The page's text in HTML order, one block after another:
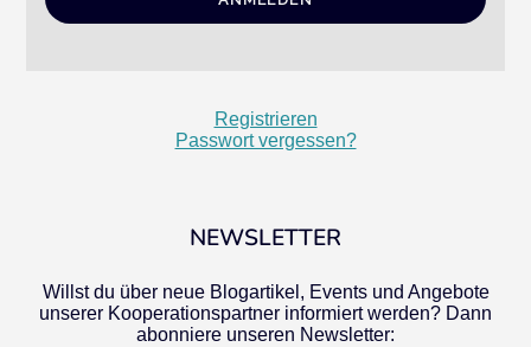
Registrieren
Passwort vergessen?
NEWSLETTER
Willst du über neue Blogartikel, Events und Angebote
unserer Kooperationspartner informiert werden? Dann
abonniere unseren Newsletter: